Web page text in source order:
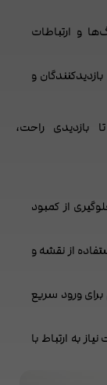
و ارتباطات
و
بازدیدی راحت،
از کمبود
از نقشه و
برای ورود سریع
به ارتباط با